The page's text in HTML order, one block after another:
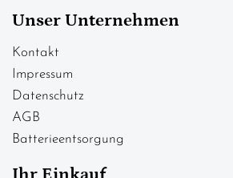
Unser Unternehmen
Kontakt
Impressum
Datenschutz
AGB
Batterieentsorgung